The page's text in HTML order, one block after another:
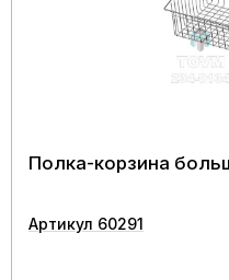
Полка-корзина
Артикул 60291